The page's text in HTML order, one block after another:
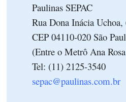
Paulinas SEPAC
Rua Dona Inácia
CEP 04110-020 São
(Entre o Metrô Ana
Tel: (11) 2125-3540
sepac@paulinas.com.br